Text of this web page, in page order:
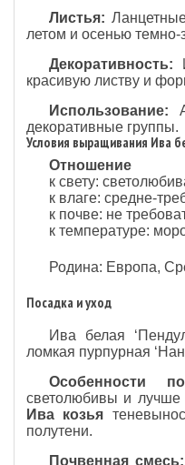
Листья:
летом и осенью
Декоративность:
красивую листву и
Использование:
декоративные группы.
Условия выращивания Ива
Отношение
к свету:
к влаге: средне-
к почве: не
к температуре:
Родина: Европа,
Посадка и уход
Ива белая
ломкая пурпурная
Особенности
светолюбивы и лучше
Ива козья
полутени.
Почвенная смесь: